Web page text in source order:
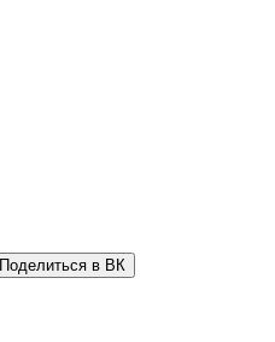
Поделиться в ВК